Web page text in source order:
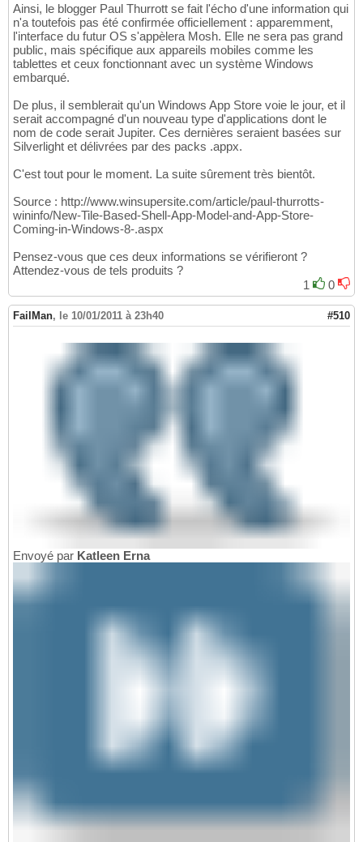
Ainsi, le blogger Paul Thurrott se fait l'écho d'une information qui
n'a toutefois pas été confirmée officiellement : apparemment,
l'interface du futur OS s'appèlera Mosh. Elle ne sera pas grand
public, mais spécifique aux appareils mobiles comme les
tablettes et ceux fonctionnant avec un système Windows
embarqué.
De plus, il semblerait qu'un Windows App Store voie le jour, et il
serait accompagné d'un nouveau type d'applications dont le
nom de code serait Jupiter. Ces dernières seraient basées sur
Silverlight et délivrées par des packs .appx.
C'est tout pour le moment. La suite sûrement très bientôt.
Source : http://www.winsupersite.com/article/paul-thurrotts-
wininfo/New-Tile-Based-Shell-App-Model-and-App-Store-
Coming-in-Windows-8-.aspx
Pensez-vous que ces deux informations se vérifieront ?
Attendez-vous de tels produits ?
1
0
FailMan, le 10/01/2011 à 23h40 #510
Envoyé par Katleen Erna